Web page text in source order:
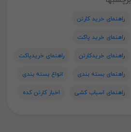
راهنمای خرید کارتن
راهنمای خرید پاکت
راهنمای خریدکارتن
راهنمای خریدپاکت
راهنمای بسته بندی
انواع بسته بندی
راهنمای اسباب کشی
اخبار کارتن کده